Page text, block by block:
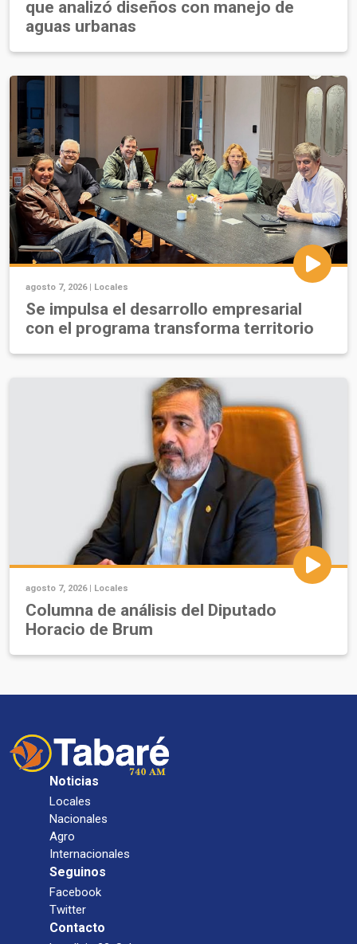
que analizó diseños con manejo de
aguas urbanas
agosto 7, 2026 | Locales
Se impulsa el desarrollo empresarial
con el programa transforma territorio
agosto 7, 2026 | Locales
Columna de análisis del Diputado
Horacio de Brum
Noticias
Locales
Nacionales
Agro
Internacionales
Seguinos
Facebook
Twitter
Contacto